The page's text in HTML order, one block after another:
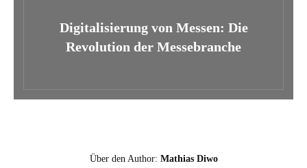
Digitalisierung von Messen: Die
Revolution der Messebranche
Über den Author: Mathias Diwo